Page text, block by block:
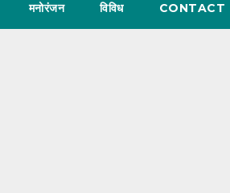
मनोरंजन विविध CONTACT